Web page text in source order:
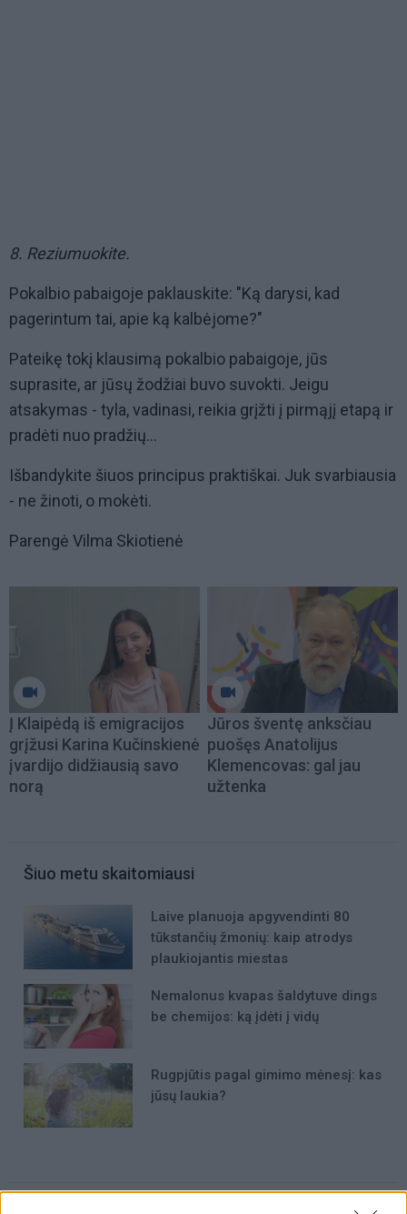
8. Reziumuokite.
Pokalbio pabaigoje paklauskite: "Ką darysi, kad
pagerintum tai, apie ką kalbėjome?"
Pateikę tokį klausimą pokalbio pabaigoje, jūs
suprasite, ar jūsų žodžiai buvo suvokti. Jeigu
atsakymas - tyla, vadinasi, reikia grįžti į pirmąjį etapą ir
pradėti nuo pradžių...
Išbandykite šiuos principus praktiškai. Juk svarbiausia
- ne žinoti, o mokėti.
Parengė Vilma Skiotienė
Į Klaipėdą iš emigracijos
grįžusi Karina Kučinskienė
įvardijo didžiausią savo
norą
Jūros šventę anksčiau
puošęs Anatolijus
Klemencovas: gal jau
užtenka
Šiuo metu skaitomiausi
Laive planuoja apgyvendinti 80
tūkstančių žmonių: kaip atrodys
plaukiojantis miestas
Nemalonus kvapas šaldytuve dings
be chemijos: ką įdėti į vidų
Rugpjūtis pagal gimimo mėnesį: kas
jūsų laukia?